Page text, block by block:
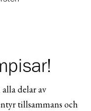
delar av
tillsammans och